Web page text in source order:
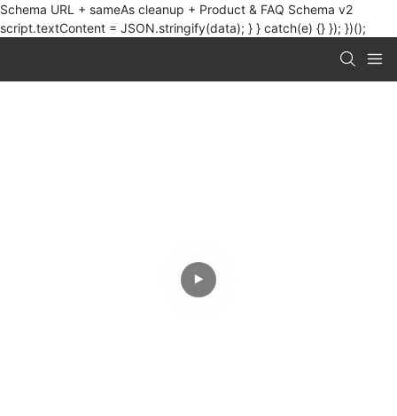
Schema URL + sameAs cleanup + Product & FAQ Schema v2
script.textContent = JSON.stringify(data); } } catch(e) {} }); })();